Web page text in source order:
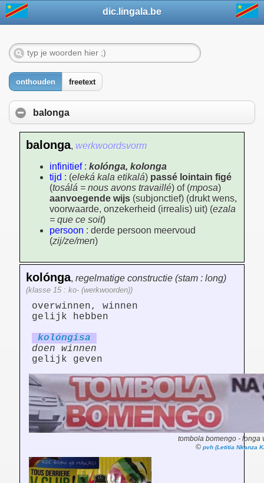
dic.lingala.be
onthouden freetext
balonga
balonga, werkwoordsvorm
infinitief: kolónga, kolonga
tijd : (eleká kala etikalá) passé lointain figé
(tosálá = nous avons travaillé) of (mposa)
aanvoegende wijs (subjonctief) (drukt wens,
voorwaarde, onzekerheid (irrealis) uit) (ezala
= que ce soit)
persoon : derde persoon meervoud
(zij/ze/men)
kolónga, regelmatige constructie (stam : long)
(klasse 15 : ko- (werkwoorden))
overwinnen, winnen
gelijk hebben
kolóngisa
doen winnen
gelijk geven
tombola bomengo - longa
© pvh (Letitia Nkanza